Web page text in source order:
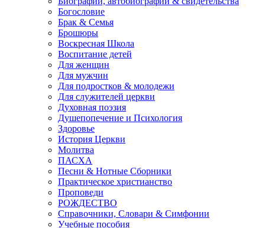
Богословие
Брак & Семья
Брошюры
Воскресная Школа
Воспитание детей
Для женщин
Для мужчин
Для подростков & молодежи
Для служителей церкви
Духовная поэзия
Душепопечение и Психология
Здоровье
История Церкви
Молитва
ПАСХА
Песни & Нотные Сборники
Практическое христианство
Проповеди
РОЖДЕСТВО
Справочники, Словари & Симфонии
Учебные пособия